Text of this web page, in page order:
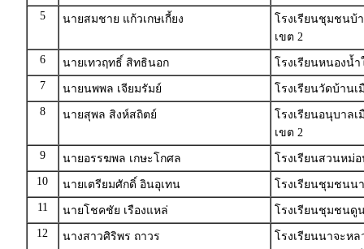
5
นายสมชาย แก้วเกษเกี้ยง
โรงเรียนชุมชนบ้
เขต 2
6
นายเทวฤทธิ์ สิทธินอก
โรงเรียนหนองนํ้
7
นายนพพล เจียมรัมย์
โรงเรียนวัดบ้าน
8
นายสุพล สิงห์สถิตย์
โรงเรียนอนุบาล
เขต 2
9
นายอรรฆพล เกษะโกศล
โรงเรียนสวนหม่
10
นายเตรียมศักดิ์ อินอุเทน
โรงเรียนชุมชนน
11
นายโชคชัย เรืองแหล่
โรงเรียนชุมชนดู
12
นางสาวศิริพร ถาวร
โรงเรียนนาจะห